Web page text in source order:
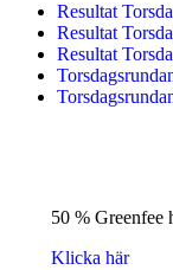
Resultat
Resultat
Resultat
50 % Greenfee
Klicka här